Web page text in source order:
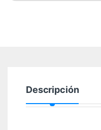
Descripción